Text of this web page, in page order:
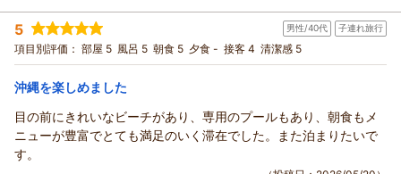
お子様たちも時間を忘れて水遊びを満喫されたとのこと、何よ
りでございます。また、GW明けの落ち着いた時期を狙っての
賢い旅の計画に、私どものホテルがしっかりとお応えできたの
であれば幸いです。
これからもそのご期待に恥じぬよう、皆様に最高のリゾートタ
心よりお待ち申し上げております。
（返信日：2026/05/29）
宿泊時期： 2026年05月宿泊 (恋人旅行)
投稿者： あーさん
宿泊プラン： 【早期割90】空港からバスで1本の糸満リゾート◆夕日を望む
ビーチまで徒歩1分！＜朝食・連泊特典付＞
ツイン 朝のみ
宿泊価格帯： 8,001～9,000円(大人一人あたり/税込)
サザンビーチホテル＆リゾート沖縄からの返信
ご投稿ありがとうございます。
この度は当サザンビーチホテル＆リゾート沖縄ホテルをお選び
5 男性/40代 子連れ旅行
項目別評価： 部屋 5 風呂 5 朝食 5 夕食 - 接客 4 清潔感 5
沖縄を楽しめました
目の前にきれいなビーチがあり、専用のプールもあり、朝食もメ
ニューが豊富でとても満足のいく滞在でした。また泊まりたいで
す。